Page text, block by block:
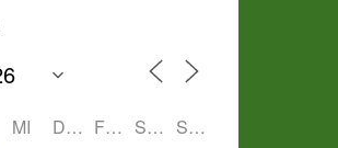
MI DO FR SA
SO